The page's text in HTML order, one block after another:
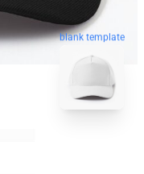
blank template